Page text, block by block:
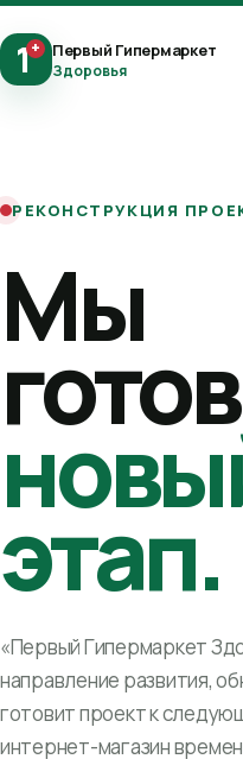
1+ Первый Гипермаркет
Здоровья
РЕКОНСТРУКЦИЯ
Мы
этап.
«Первый Гипермаркет
направление развития,
готовит проект к
интернет-магазин